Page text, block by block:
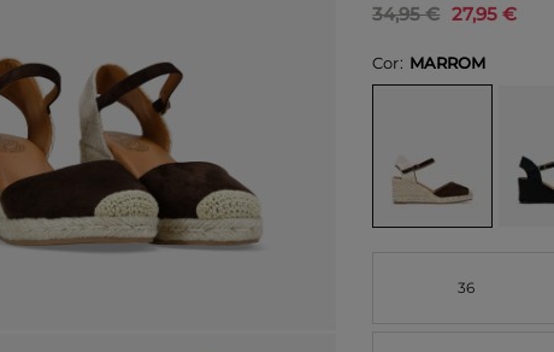
27,95 €
34,95 €
Cor MARROM
36